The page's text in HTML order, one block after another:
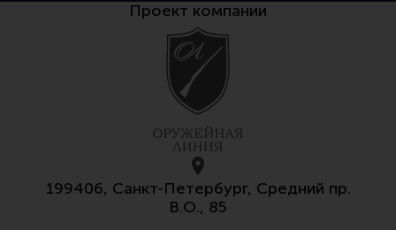
Проект компании
199406, Санкт-Петербург, Средний пр.
В.О., 85